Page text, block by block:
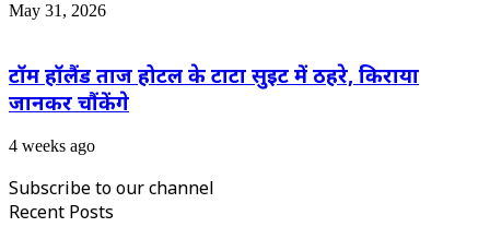
May 31, 2026
टॉम हॉलैंड ताज होटल के टाटा सुइट में ठहरे, किराया
जानकर चौंकेंगे
4 weeks ago
Subscribe to our channel
Recent Posts